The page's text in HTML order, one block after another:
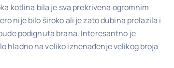
kotlina bila je sva prekrivena ogromnim
nije bilo široko ali je zato dubina prelazila i
podignuta brana. Interesantno je
hladno na veliko iznenađenje velikog broja